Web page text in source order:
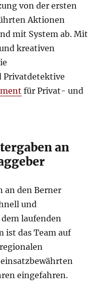
von der ersten
Aktionen
mit System ab. Mit
kreativen
Privatdetektive
für Privat- und
an
an den Berner
und
laufenden
ist das Team auf
eingefahren.